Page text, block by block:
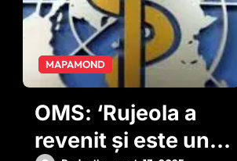
MAPAMOND
OMS: ‘Rujeola a
revenit și este un